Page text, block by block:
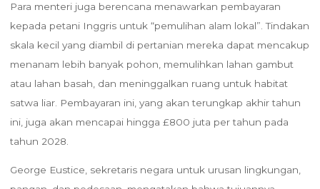
Para menteri juga berencana menawarkan pembayaran
kepada petani Inggris untuk “pemulihan alam lokal”. Tindakan
skala kecil yang diambil di pertanian mereka dapat mencakup
menanam lebih banyak pohon, memulihkan lahan gambut
atau lahan basah, dan meninggalkan ruang untuk habitat
satwa liar. Pembayaran ini, yang akan terungkap akhir tahun
ini, juga akan mencapai hingga £800 juta per tahun pada
tahun 2028.
George Eustice, sekretaris negara untuk urusan lingkungan,